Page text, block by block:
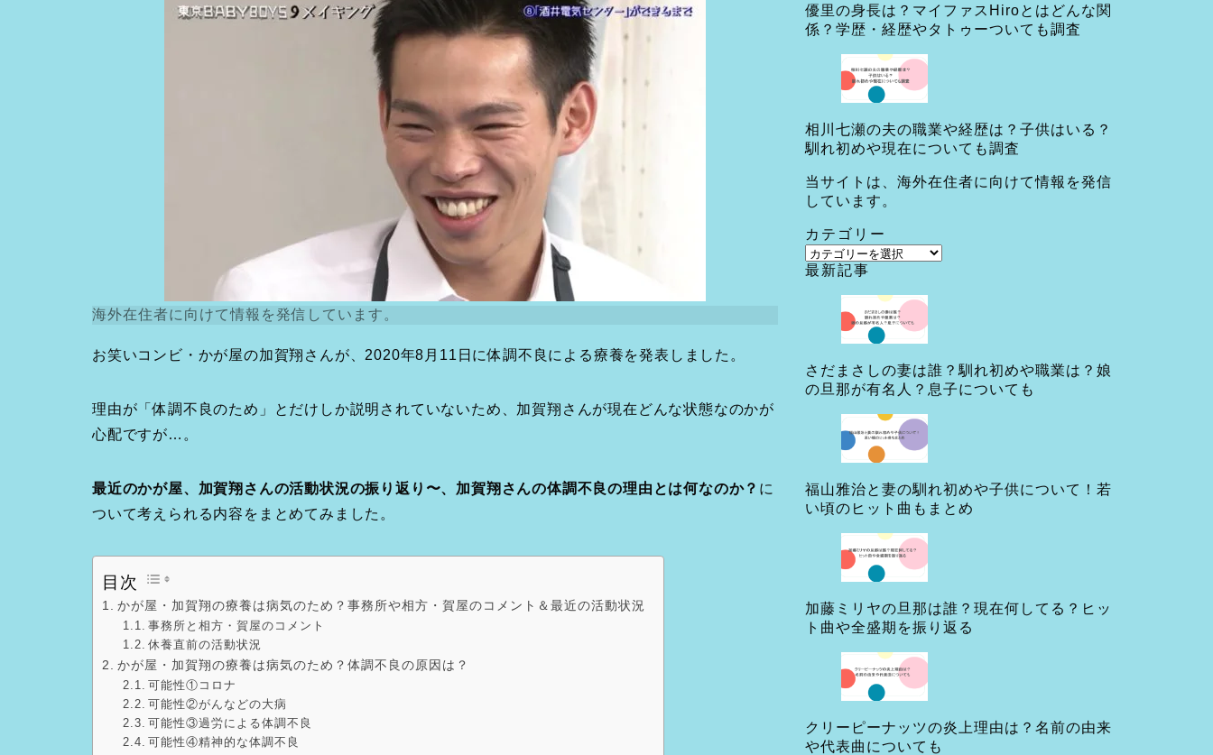
海外在住者に向けて情報を発信しています。
お笑いコンビ・かが屋の加賀翔さんが、2020年8月11日に体調不良による療養を発表しました。
理由が「体調不良のため」とだけしか説明されていないため、加賀翔さんが現在どんな状態なのかが
心配ですが…。
最近のかが屋、加賀翔さんの活動状況の振り返り〜、加賀翔さんの体調不良の理由とは何なのか？ に
ついて考えられる内容をまとめてみました。
目次
かが屋・加賀翔の療養は病気のため？事務所や相方・賀屋のコメント＆最近の活動状況
事務所と相方・賀屋のコメント
休養直前の活動状況
かが屋・加賀翔の療養は病気のため？体調不良の原因は？
可能性①コロナ
可能性②がんなどの大病
可能性③過労による体調不良
可能性④精神的な体調不良
優里の身長は？マイファスHiroとはどんな関
係？学歴・経歴やタトゥーついても調査
相川七瀬の夫の職業や経歴は？子供はいる？
馴れ初めや現在についても調査
当サイトは、海外在住者に向けて情報を発信
しています。
カテゴリー
カ
テ
最新記事
さだまさしの妻は誰？馴れ初めや職業は？娘
の旦那が有名人？息子についても
福山雅治と妻の馴れ初めや子供について！若
い頃のヒット曲もまとめ
加藤ミリヤの旦那は誰？現在何してる？ヒッ
ト曲や全盛期を振り返る
クリーピーナッツの炎上理由は？名前の由来
や代表曲についても